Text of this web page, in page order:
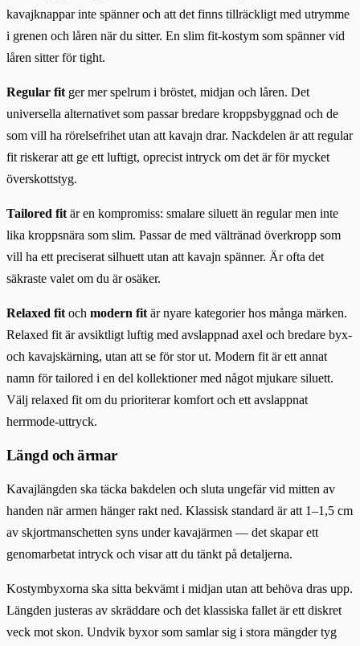
kavajknappar inte spänner och att det finns tillräckligt med utrymme
i grenen och låren när du sitter. En slim fit-kostym som spänner vid
låren sitter för tight.
Regular fit ger mer spelrum i bröstet, midjan och låren. Det
universella alternativet som passar bredare kroppsbyggnad och de
som vill ha rörelsefrihet utan att kavajn drar. Nackdelen är att regular
fit riskerar att ge ett luftigt, oprecist intryck om det är för mycket
överskottstyg.
Tailored fit är en kompromiss: smalare siluett än regular men inte
lika kroppsnära som slim. Passar de med vältränad överkropp som
vill ha ett preciserat silhuett utan att kavajn spänner. Är ofta det
säkraste valet om du är osäker.
Relaxed fit och modern fit är nyare kategorier hos många märken.
Relaxed fit är avsiktligt luftig med avslappnad axel och bredare byx-
och kavajskärning, utan att se för stor ut. Modern fit är ett annat
namn för tailored i en del kollektioner med något mjukare siluett.
Välj relaxed fit om du prioriterar komfort och ett avslappnat
herrmode-uttryck.
Längd och ärmar
Kavajlängden ska täcka bakdelen och sluta ungefär vid mitten av
handen när armen hänger rakt ned. Klassisk standard är att 1–1,5 cm
av skjortmanschetten syns under kavajärmen — det skapar ett
genomarbetat intryck och visar att du tänkt på detaljerna.
Kostymbyxorna ska sitta bekvämt i midjan utan att behöva dras upp.
Längden justeras av skräddare och det klassiska fallet är ett diskret
veck mot skon. Undvik byxor som samlar sig i stora mängder tyg